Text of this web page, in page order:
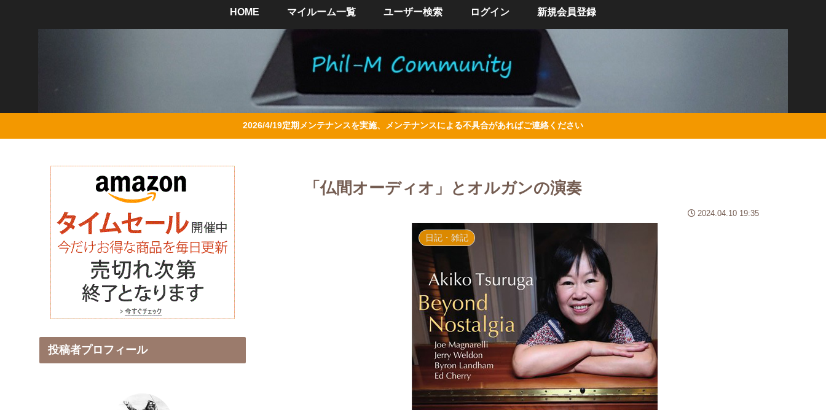
HOME マイルーム一覧 ユーザー検索 ログイン 新規会員登録
2026/4/19定期メンテナンスを実施、メンテナンスによる不具合があればご連絡ください
「仏間オーディオ」とオルガンの演奏
2024.04.10 19:35
日記・雑記
投稿者プロフィール